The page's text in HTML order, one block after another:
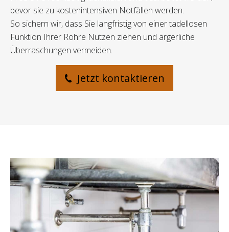
bevor sie zu kostenintensiven Notfällen werden.
So sichern wir, dass Sie langfristig von einer tadellosen
Funktion Ihrer Rohre Nutzen ziehen und ärgerliche
Überraschungen vermeiden.
Jetzt kontaktieren